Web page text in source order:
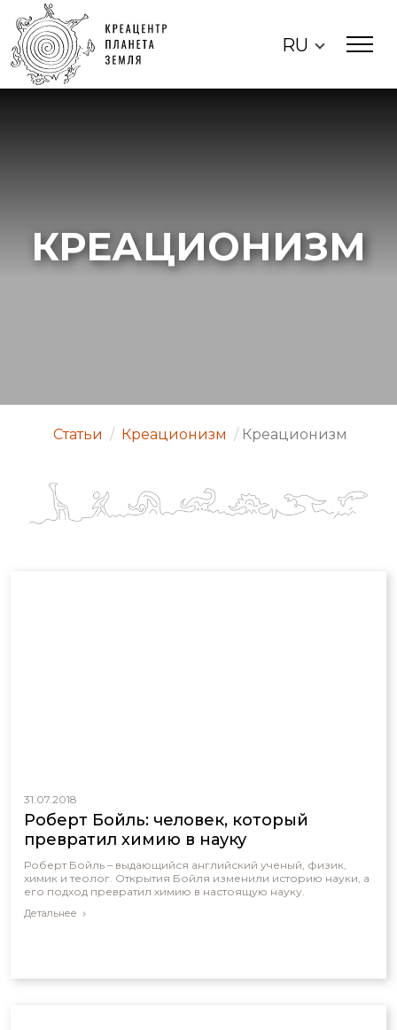
RU
КРЕАЦИОНИЗМ
Статьи / Креационизм / Креационизм
31.07.2018
Роберт Бойль: человек, который
превратил химию в науку
Роберт Бойль – выдающийся английский ученый, физик,
химик и теолог. Открытия Бойля изменили историю науки, а
его подход превратил химию в настоящую науку.
Детальнее